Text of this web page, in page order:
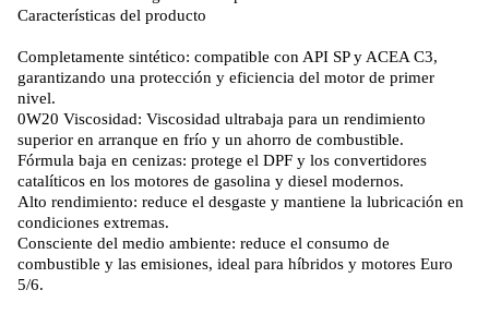
Características del producto
Completamente sintético: compatible con API SP y ACEA C3,
garantizando una protección y eficiencia del motor de primer
nivel.
0W20 Viscosidad: Viscosidad ultrabaja para un rendimiento
superior en arranque en frío y un ahorro de combustible.
Fórmula baja en cenizas: protege el DPF y los convertidores
catalíticos en los motores de gasolina y diesel modernos.
Alto rendimiento: reduce el desgaste y mantiene la lubricación en
condiciones extremas.
Consciente del medio ambiente: reduce el consumo de
combustible y las emisiones, ideal para híbridos y motores Euro
5/6.